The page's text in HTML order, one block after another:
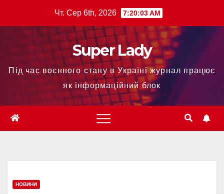
Чт. Сер 6th, 2026 7:20:04 AM
Super Lady
Під час воєнного стану в Україні журнал працює
як інформаційний блок
НОВИНИ